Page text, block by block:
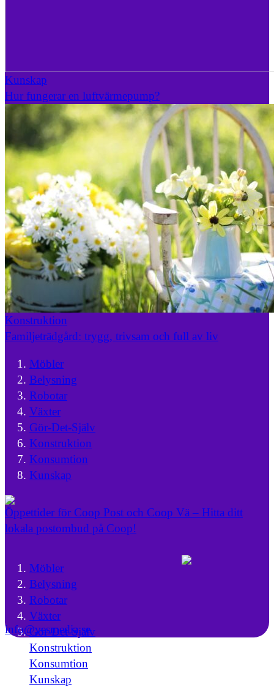
Kunskap
Hur fungerar en luftvärmepump?
Konstruktion
Familjeträdgård: trygg, trivsam och full av liv
Möbler
Belysning
Robotar
Växter
Gör-Det-Själv
Konstruktion
Konsumtion
Kunskap
Öppettider för Coop Post och Coop Vä – Hitta ditt
lokala postombud på Coop!
Möbler
Belysning
Robotar
Växter
Gör-Det-Själv
Konstruktion
Konsumtion
Kunskap
info@yesmedia.se